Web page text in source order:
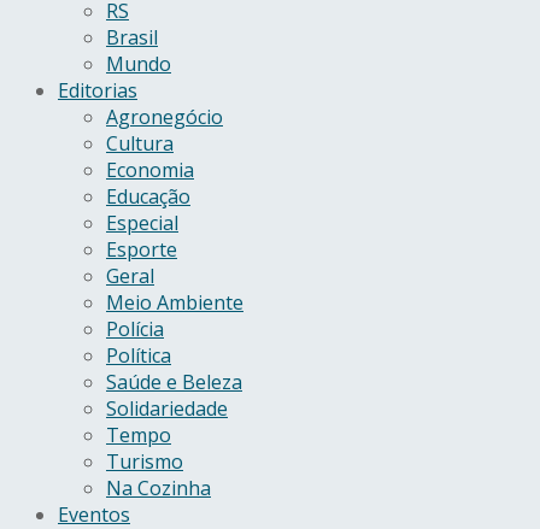
RS
Brasil
Mundo
Editorias
Agronegócio
Cultura
Economia
Educação
Especial
Esporte
Geral
Meio Ambiente
Polícia
Política
Saúde e Beleza
Solidariedade
Tempo
Turismo
Na Cozinha
Eventos